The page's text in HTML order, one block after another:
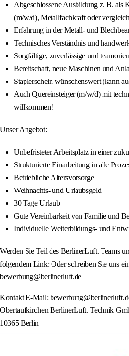
Abgeschlossene Ausbildung z. B. als
(m/w/d), Metallfachkraft oder
Erfahrung in der Metall- und
Technisches Verständnis und
Sorgfältige, zuverlässige und
Bereitschaft, neue Maschinen und
Staplerschein wünschenswert (kann
Auch Quereinsteiger (m/w/d) mit
willkommen!
Unser Angebot:
Unbefristeter Arbeitsplatz in einer
Strukturierte Einarbeitung in alle
Betriebliche Altersvorsorge
Weihnachts- und Urlaubsgeld
30 Tage Urlaub
Gute Vereinbarkeit von Familie und
Individuelle Weiterbildungs- und
Werden Sie Teil des BerlinerLuft. Teams
folgendem Link: Oder schreiben Sie uns
bewerbung@berlinerluft.de
Kontakt E-Mail:
Obertaufkirchen BerlinerLuft. Technik
10365 Berlin